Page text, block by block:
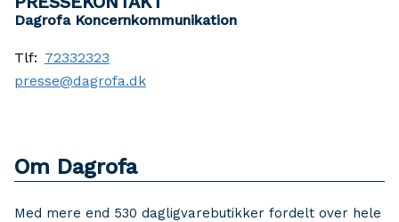
Dagrofa Koncernkommunikation
Tlf: 72332323
presse@dagrofa.dk
Om Dagrofa
Med mere end 530 dagligvarebutikker fordelt over hele